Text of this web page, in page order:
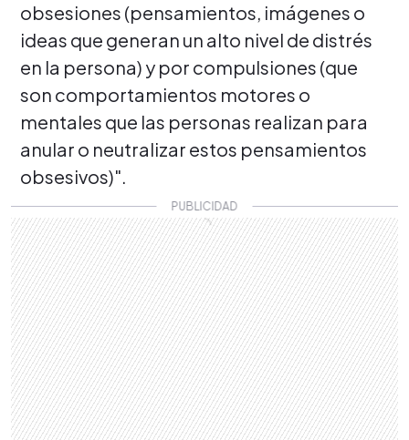
obsesiones (pensamientos, imágenes o
ideas que generan un alto nivel de distrés
en la persona) y por compulsiones (que
son comportamientos motores o
mentales que las personas realizan para
anular o neutralizar estos pensamientos
obsesivos)".